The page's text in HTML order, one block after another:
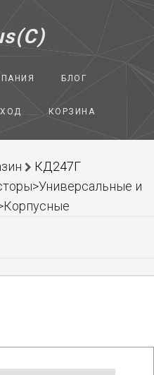
БЛОГ
КОРЗИНА
КД247Г
и